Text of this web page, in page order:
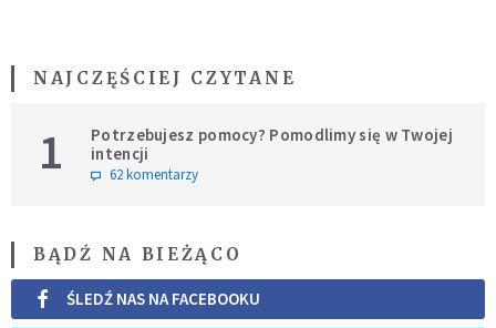
NAJCZĘŚCIEJ CZYTANE
1
Potrzebujesz pomocy? Pomodlimy się w Twojej
intencji
62 komentarzy
BĄDŹ NA BIEŻĄCO
ŚLEDŹ NAS NA FACEBOOKU